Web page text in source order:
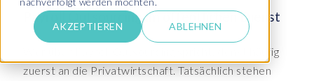
AKZEPTIEREN ABLEHNEN
Payroll Outsourcing im öffentlichen Dienst
Wer über Payroll Outsourcing spricht, denkt häufig
zuerst an die Privatwirtschaft. Tatsächlich stehen